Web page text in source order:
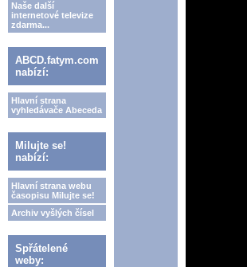
Naše další
internetové televize
zdarma...
ABCD.fatym.com
nabízí:
Hlavní strana
vyhledávače Abeceda
Milujte se!
nabízí:
Hlavní strana webu
časopisu Milujte se!
Archiv vyšlých čísel
Spřátelené
weby: